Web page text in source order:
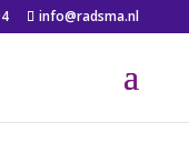
info@radsma.nl